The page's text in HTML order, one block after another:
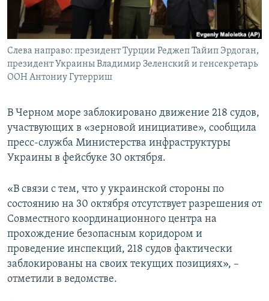
ПОБЕДИТЕЛЕЙ НЕ СУДЯТ?
КРЫМ.НЕПОКОРЕННЫЙ
ELIFBE
УКРАИНСКАЯ ПРОБЛЕМА КРЫМА
ПРИСОЕДИНЯЙТЕСЬ!
Слева направо: президент Турции Реджеп Тайип Эрдоган,
президент Украины Владимир Зеленский и генсекретарь
ООН Антониу Гутерриш
В Черном море заблокировано движение 218 судов,
участвующих в «зерновой инициативе», сообщила
пресс-служба Министерства инфраструктуры
Украины в фейсбуке 30 октября.
«В связи с тем, что у украинской стороны по
состоянию на 30 октября отсутствует разрешения от
Совместного координационного центра на
прохождение безопасным коридором и
проведение инспекций, 218 судов фактически
заблокированы на своих текущих позициях», –
отметили в ведомстве.